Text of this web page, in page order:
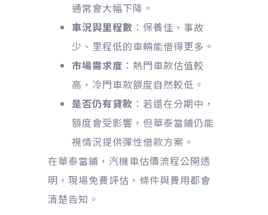
通常會大幅下降。
車況與里程數 ：保養佳、事故
少、里程低的車輛能借得更多。
市場需求度 ：熱門車款估值較
高，冷門車款額度自然較低。
是否仍有貸款 ：若還在分期中，
額度會受影響，但華泰當鋪仍能
視情況提供彈性借款方案。
在華泰當鋪，汽機車估價流程公開透
明，現場免費評估，條件與費用都會
清楚告知。